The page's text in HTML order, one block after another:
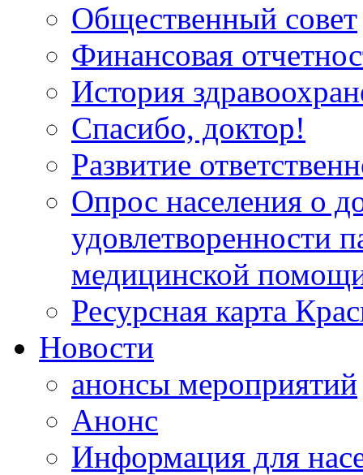
Общественный совет
Финансовая
История
Спасибо, доктор!
Развитие
Опрос населения о
удовлетворенности
медицинской
Ресурсная карта
Новости
анонсы мероприятий
Анонс
Информация для